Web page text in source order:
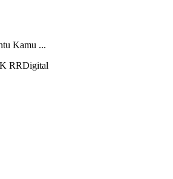
Kamu ...
RRDigital